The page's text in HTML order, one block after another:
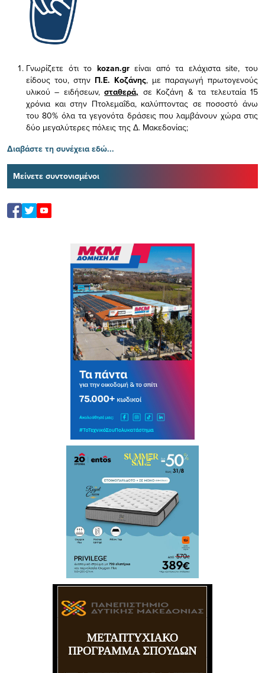
Γνωρίζετε ότι το kozan.gr είναι από τα ελάχισταsite, του
είδους του, στην Π.Ε. Κοζάνης, με παραγωγή πρωτογενούς
υλικού – ειδήσεων,σταθερά, σε Κοζάνη & τα τελευταία 15
χρόνια και στην Πτολεμαΐδα, καλύπτοντας σε ποσοστό άνω
του 80% όλα τα γεγονότα δράσεις που λαμβάνουν χώρα στις
δύο μεγαλύτερες πόλεις της Δ. Μακεδονίας;
Διαβάστε τη συνέχεια εδώ...
Μείνετε συντονισμένοι